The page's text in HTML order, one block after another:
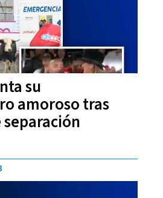
su
amoroso tras
separación